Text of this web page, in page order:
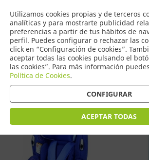
Utilizamos cookies propias y de terceros
analíticas y para mostrarte publicidad
preferencias a partir de tus hábitos de
perfil. Puedes configurar o rechazar las
click en “Configuración de cookies”.
aceptar todas las cookies pulsando el
las cookies”. Para más información
Política de Cookies.
CONFIGURAR
ACEPTAR TODAS
COMERCIO
DE TORRIJOS
Productos (2)
Ordenar